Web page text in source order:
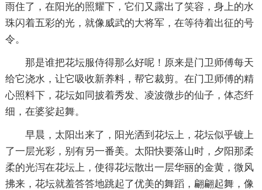
雨住了，在阳光的照耀下，它们又露出了笑容，身上的水
珠闪着五彩的光，就像威武的大将军，在等待着出征的号
令。
那是谁把花坛服侍得那么好呢！原来是门卫师傅每天
给它浇水，让它吸收新养料，帮它裁剪。在门卫师傅的精
心照料下，花坛如同披着秀发、凌波微步的仙子，体态纤
细，在婆娑起舞。
早晨，太阳出来了，阳光洒到花坛上，花坛似乎镀上
了一层光彩，别有另一番美。太阳快要落山时，夕阳那柔
柔的光泻在花坛上，使得花坛散出一层华丽的金黄，微风
拂来，花坛就羞答答地跳起了优美的舞蹈，翩翩起舞，像